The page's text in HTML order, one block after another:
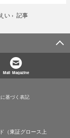
い › 記事
Mail Magazine
基づく表記
（東証グロース上